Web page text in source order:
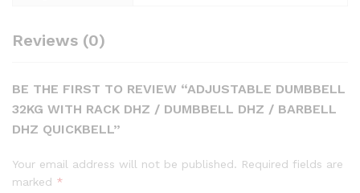
Reviews (0)
BE THE FIRST TO REVIEW “ADJUSTABLE DUMBBELL
32KG WITH RACK DHZ / DUMBBELL DHZ / BARBELL
DHZ QUICKBELL”
Your email address will not be published. Required fields are
marked *